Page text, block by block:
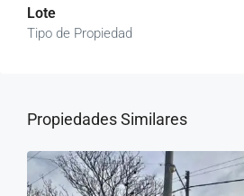
Lote
Tipo de Propiedad
Propiedades Similares